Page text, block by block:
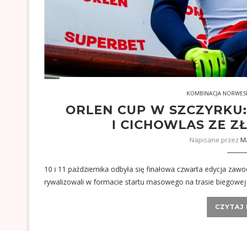
KOMBINACJA
ORLEN CUP W
I CICHOWLAS ZE
Napisane przez
10 i 11 października odbyła się finałowa czwarta edycja
rywalizowali w formacie startu masowego na trasie
CZYTAJ